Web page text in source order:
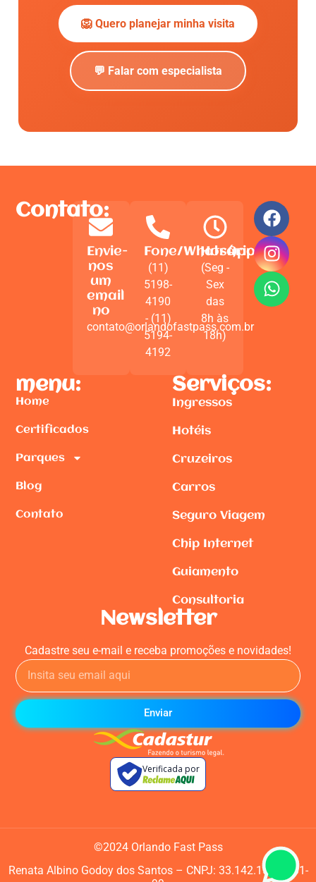
🦁 Quero planejar minha visita
💬 Falar com especialista
Contato:
Envie-
nos
um
email
no
contato@orlandofastpass.com.br
Fone/WhatsApp
(11)
5198-
4190
- (11)
5194-
4192
Horário
(Seg -
Sex
das
8h às
18h)
menu:
Home
Certificados
Parques
Blog
Contato
Serviços:
Ingressos
Hotéis
Cruzeiros
Carros
Seguro Viagem
Chip Internet
Guiamento
Consultoria
Newsletter
Cadastre seu e-mail e receba promoções e novidades!
Enviar
Verificada por
©2024 Orlando Fast Pass
Renata Albino Godoy dos Santos – CNPJ: 33.142.150/0001-